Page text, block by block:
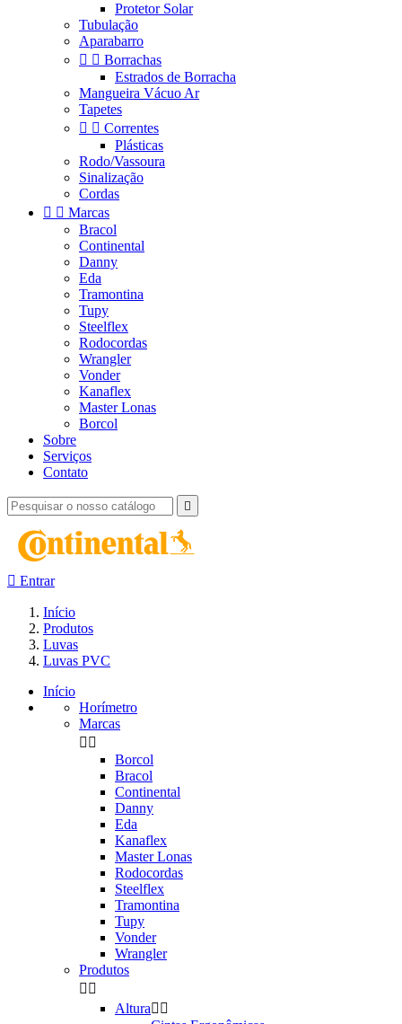
Protetor Solar
Tubulação
Aparabarro
  Borrachas
Estrados de Borracha
Mangueira Vácuo Ar
Tapetes
  Correntes
Plásticas
Rodo/Vassoura
Sinalização
Cordas
  Marcas
Bracol
Continental
Danny
Eda
Tramontina
Tupy
Steelflex
Rodocordas
Wrangler
Vonder
Kanaflex
Master Lonas
Borcol
Sobre
Serviços
Contato

 Entrar
Início
Produtos
Luvas
Luvas PVC
Início
Horímetro
Marcas
 
Borcol
Bracol
Continental
Danny
Eda
Kanaflex
Master Lonas
Rodocordas
Steelflex
Tramontina
Tupy
Vonder
Wrangler
Produtos
 
Altura 